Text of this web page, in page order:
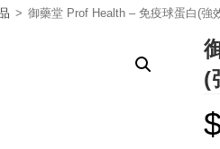
> 御藥堂 Prof Health – 免疫球蛋白(強
(